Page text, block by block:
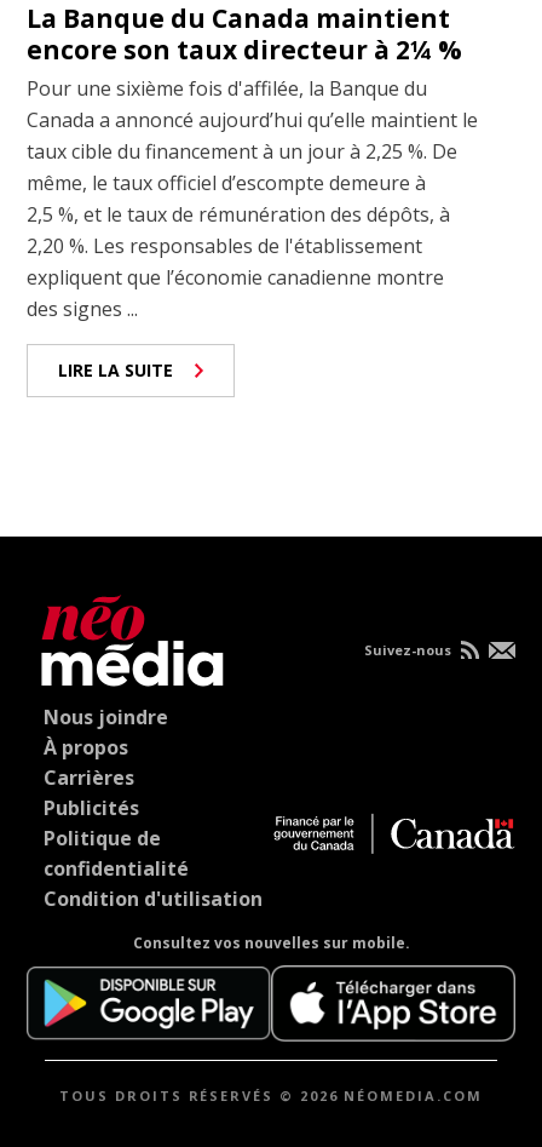
La Banque du Canada maintient
encore son taux directeur à 2¼ %
Pour une sixième fois d'affilée, la Banque du
Canada a annoncé aujourd’hui qu’elle maintient le
taux cible du financement à un jour à 2,25 %. De
même, le taux officiel d’escompte demeure à
2,5 %, et le taux de rémunération des dépôts, à
2,20 %. Les responsables de l'établissement
expliquent que l’économie canadienne montre
des signes ...
LIRE LA SUITE
Nous joindre
À propos
Carrières
Publicités
Politique de
confidentialité
Condition d'utilisation
Consultez vos nouvelles sur mobile.
Suivez-nous
TOUS DROITS RÉSERVÉS © 2026 NÉOMEDIA.COM